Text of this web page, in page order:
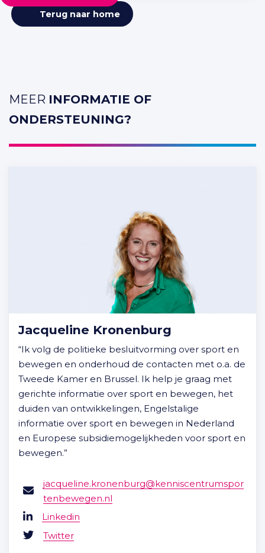
Terug naar home
MEER INFORMATIE OF
ONDERSTEUNING?
Jacqueline Kronenburg
“Ik volg de politieke besluitvorming over sport en
bewegen en onderhoud de contacten met o.a. de
Tweede Kamer en Brussel. Ik help je graag met
gerichte informatie over sport en bewegen, het
duiden van ontwikkelingen, Engelstalige
informatie over sport en bewegen in Nederland
en Europese subsidiemogelijkheden voor sport en
bewegen.”
jacqueline.kronenburg@kenniscentrumspor
tenbewegen.nl
Linkedin
Twitter